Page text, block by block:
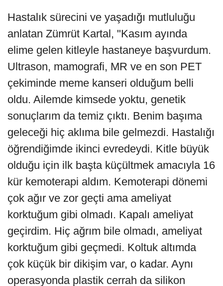
Hastalık sürecini ve yaşadığı mutluluğu
anlatan Zümrüt Kartal, "Kasım ayında
elime gelen kitleyle hastaneye başvurdum.
Ultrason, mamografi, MR ve en son PET
çekiminde meme kanseri olduğum belli
oldu. Ailemde kimsede yoktu, genetik
sonuçlarım da temiz çıktı. Benim başıma
geleceği hiç aklıma bile gelmezdi. Hastalığı
öğrendiğimde ikinci evredeydi. Kitle büyük
olduğu için ilk başta küçültmek amacıyla 16
kür kemoterapi aldım. Kemoterapi dönemi
çok ağır ve zor geçti ama ameliyat
korktuğum gibi olmadı. Kapalı ameliyat
geçirdim. Hiç ağrım bile olmadı, ameliyat
korktuğum gibi geçmedi. Koltuk altımda
çok küçük bir dikişim var, o kadar. Aynı
operasyonda plastik cerrah da silikon